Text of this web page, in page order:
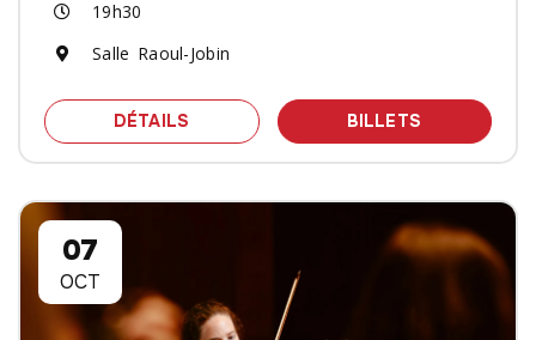
19h30
Salle Raoul-Jobin
DÉTAILS SPECTACLE IESTYN DAVIES
BILLETS DES
07
OCT